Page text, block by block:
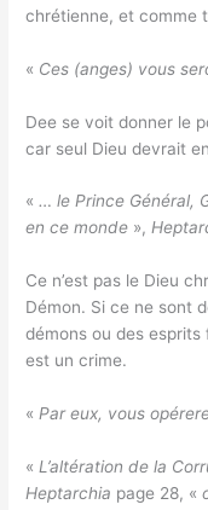
chrétienne, et comme
« Ces (anges) vous
Dee se voit donner le
car seul Dieu devrait
«… le Prince Général,
en ce monde »,
Ce n’est pas le Dieu
Démon. Si ce ne sont
démons ou des
est un crime.
« Par eux, vous
« L’altération de la
Heptarchia page 28, «